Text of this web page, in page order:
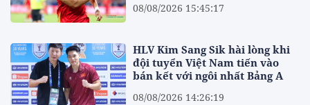
08/08/2026 15:45:17
HLV Kim Sang Sik hài lòng khi
đội tuyển Việt Nam tiến vào
bán kết với ngôi nhất Bảng A
08/08/2026 14:26:19